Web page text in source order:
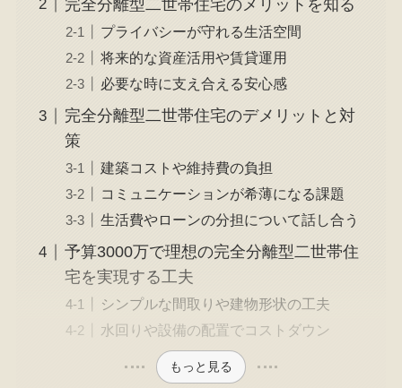
完全分離型二世帯住宅のメリットを知る
プライバシーが守れる生活空間
将来的な資産活用や賃貸運用
必要な時に支え合える安心感
完全分離型二世帯住宅のデメリットと対
策
建築コストや維持費の負担
コミュニケーションが希薄になる課題
生活費やローンの分担について話し合う
予算3000万で理想の完全分離型二世帯住
宅を実現する工夫
シンプルな間取りや建物形状の工夫
水回りや設備の配置でコストダウン
もっと見る